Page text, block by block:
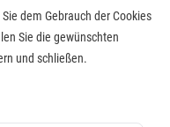
Hausnotruf
dem Gebrauch der Cookies
Sie die gewünschten
und schließen.